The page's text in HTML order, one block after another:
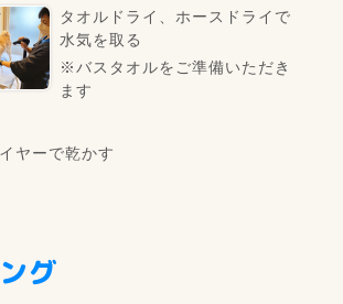
タオルドライ、ホースドライで
水気を取る
※バスタオルをご準備いただき
ます
イヤーで乾かす
グ